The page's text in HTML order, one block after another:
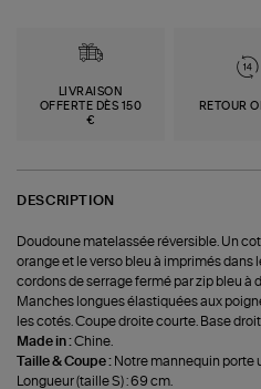
LIVRAISON
OFFERTE DÈS 150
€
RETOUR
DESCRIPTION
Doudoune matelassée réversible. Un
orange et le verso bleu à imprimés dans
cordons de serrage fermé par zip bleu à
Manches longues élastiquées aux
les cotés. Coupe droite courte. Base
Made in :Chine.
Taille & Coupe : Notre mannequin porte
Longueur (taille S) : 69 cm.